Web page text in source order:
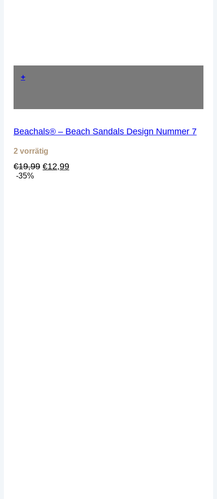
+
Beachals® – Beach Sandals Design Nummer 7
2 vorrätig
€19,99 Ursprünglicher
€12,99Aktueller
-35%